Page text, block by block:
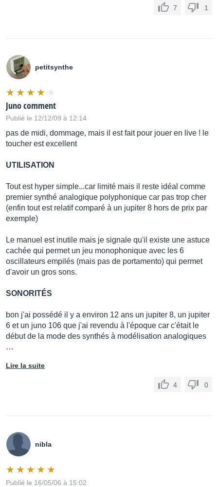
7 1
petitsynthe
Juno comment
Publié le 12/12/09 à 12:14
pas de midi, dommage, mais il est fait pour jouer en live ! le
toucher est excellent
UTILISATION
Tout est hyper simple...car limité mais il reste idéal comme
premier synthé analogique polyphonique car pas trop cher
(enfin tout est relatif comparé à un jupiter 8 hors de prix par
exemple)
Le manuel est inutile mais je signale qu'il existe une astuce
cachée qui permet un jeu monophonique avec les 6
oscillateurs empilés (mais pas de portamento) qui permet
d'avoir un gros sons.
SONORITÉS
bon j'ai possédé il y a environ 12 ans un jupiter 8, un jupiter
6 et un juno 106 que j'ai revendu à l'époque car c'était le
début de la mode des synthés à modélisation analogiques
…
Lire la suite
4 0
nibla
Publié le 16/05/06 à 15:02